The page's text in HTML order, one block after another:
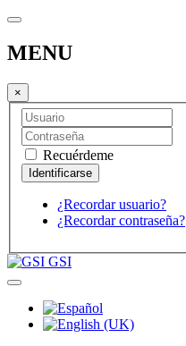
MENU
×
Recuérdeme
¿Recordar usuario?
¿Recordar contraseña?
GSI